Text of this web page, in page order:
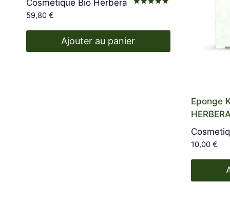
Cosmetique Bio Herbera
59,80 €
Ajouter au panier
Eponge
10,00 €